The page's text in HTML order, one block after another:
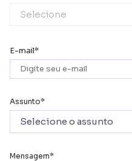
Selecione
E-mail
Assunto
Selecione o assunto
Mensagem